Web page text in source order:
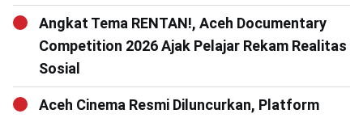
Angkat Tema RENTAN!, Aceh Documentary
Competition 2026 Ajak Pelajar Rekam Realitas
Sosial
Aceh Cinema Resmi Diluncurkan, Platform